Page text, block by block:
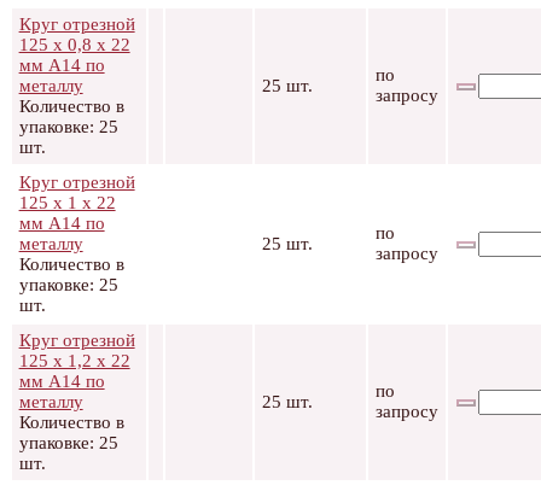
Круг отрезной
125 х 0,8 х 22
мм А14 по
металлу
Количество в
упаковке: 25
шт.
25 шт.
по
запросу
Круг отрезной
125 х 1 х 22
мм А14 по
металлу
Количество в
упаковке: 25
шт.
25 шт.
по
запросу
Круг отрезной
125 х 1,2 х 22
мм А14 по
металлу
Количество в
упаковке: 25
шт.
25 шт.
по
запросу